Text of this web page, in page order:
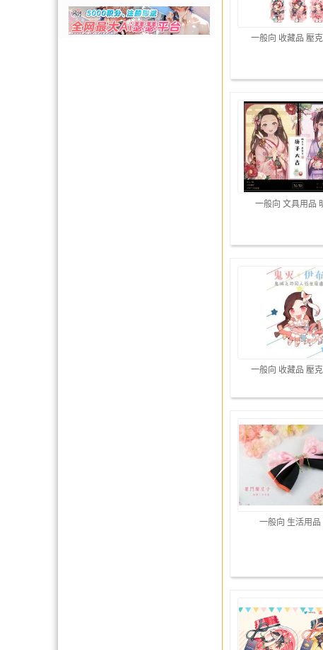
一般向 收藏品 壓
一般向 文具用品
一般向 收藏品 壓
一般向 生活用品